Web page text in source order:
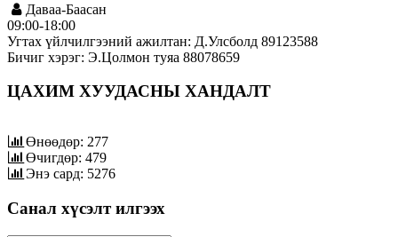
Даваа-Баасан
09:00-18:00
Угтах үйлчилгээний ажилтан: Д.Улсболд 89123588
Бичиг хэрэг: Э.Цолмон туяа 88078659
ЦАХИМ ХУУДАСНЫ ХАНДАЛТ
Өнөөдөр: 277
Өчигдөр: 479
Энэ сард: 5276
Санал хүсэлт илгээх